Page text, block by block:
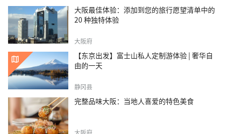
大阪最佳体验：添加到您的旅行愿望清单中的
20 种独特体验
大阪府
【东京出发】富士山私人定制游体验 | 奢华自
由的一天
静冈县
完整品味大阪：当地人喜爱的特色美食
大阪府